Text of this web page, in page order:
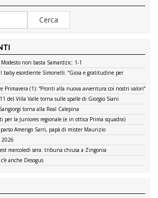
non basta Samardzic: 1-1
baby esordiente Simonelli: “Gioia e gratitudine per
Primavera (1): “Pronti alla nuova avventura coi nostri valori”
del Villa Valle torna sulle spalle di Giorgio Siani
torna alla Real Calepina
per la Juniores regionale (e in ottica Prima squadra)
Amerigo Sarri, papà di mister Maurizio
2026
mercoledì sera: tribuna chiusa a Zingonia
anche Desogus